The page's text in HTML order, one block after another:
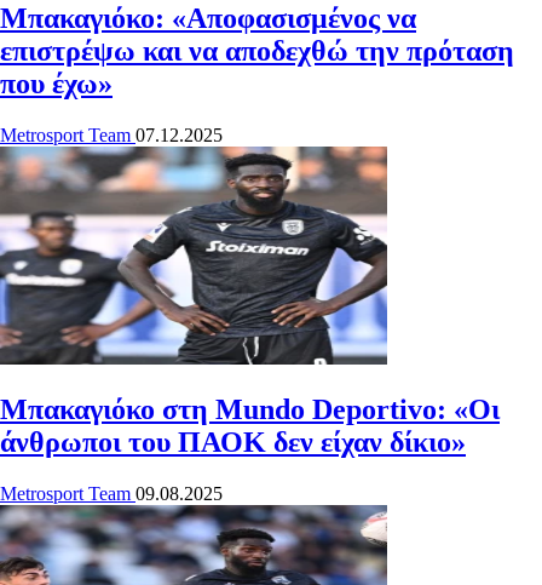
Μπακαγιόκο: «Αποφασισμένος να
επιστρέψω και να αποδεχθώ την πρόταση
που έχω»
Metrosport Team 07.12.2025
Μπακαγιόκο στη Mundo Deportivo: «Οι
άνθρωποι του ΠΑΟΚ δεν είχαν δίκιο»
Metrosport Team 09.08.2025